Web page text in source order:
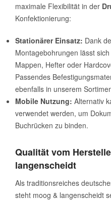
maximale Flexibilität in der
Konfektionierung:
Stationärer Einsatz: Dank
Montagebohrungen lässt
Mappen, Hefter oder
Passendes
ebenfalls in unserem
Mobile Nutzung: Alternativ
verwendet werden, um
Buchrücken zu binden.
Qualität vom
langenscheidt
Als traditionsreiches
steht moog & langenscheidt